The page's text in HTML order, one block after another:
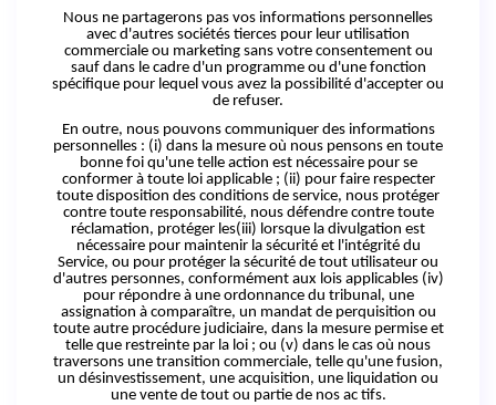
Nous ne partagerons pas vos informations personnelles
avec d'autres sociétés tierces pour leur utilisation
commerciale ou marketing sans votre consentement ou
sauf dans le cadre d'un programme ou d'une fonction
spécifique pour lequel vous avez la possibilité d'accepter ou
de refuser.
En outre, nous pouvons communiquer des informations
personnelles : (i) dans la mesure où nous pensons en toute
bonne foi qu'une telle action est nécessaire pour se
conformer à toute loi applicable ; (ii) pour faire respecter
toute disposition des conditions de service, nous protéger
contre toute responsabilité, nous défendre contre toute
réclamation, protéger les(iii) lorsque la divulgation est
nécessaire pour maintenir la sécurité et l'intégrité du
Service, ou pour protéger la sécurité de tout utilisateur ou
d'autres personnes, conformément aux lois applicables (iv)
pour répondre à une ordonnance du tribunal, une
assignation à comparaître, un mandat de perquisition ou
toute autre procédure judiciaire, dans la mesure permise et
telle que restreinte par la loi ; ou (v) dans le cas où nous
traversons une transition commerciale, telle qu'une fusion,
un désinvestissement, une acquisition, une liquidation ou
une vente de tout ou partie de nos ac tifs.